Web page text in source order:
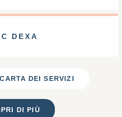
DEXA
DEI SERVIZI
DI PIÙ